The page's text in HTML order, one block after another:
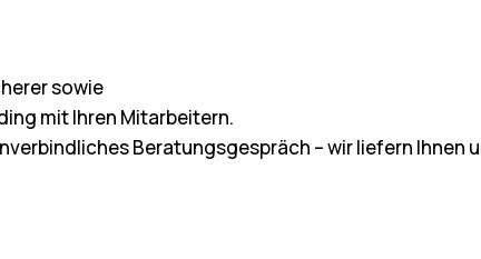
sowie
mit Ihren Mitarbeitern.
Beratungsgespräch – wir liefern Ihnen